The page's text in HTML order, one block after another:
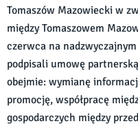
Tomaszów Mazowiecki w
między Tomaszowem
czerwca na
podpisali umowę
obejmie: wymianę
promocję, współpracę
gospodarczych między